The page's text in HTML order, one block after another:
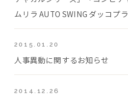
ムリラ AUTO SWING ダッコプラ
2015.01.20
人事異動に関するお知らせ
2014.12.26